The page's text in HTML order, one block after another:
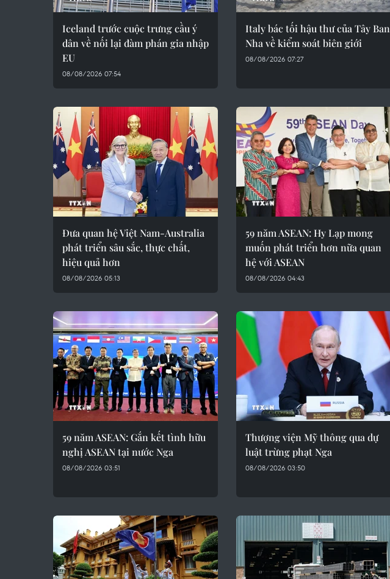
Iceland trước cuộc trưng cầu ý
dân về nối lại đàm phán gia nhập
EU
08/08/2026 07:54
Italy bác tối hậu thư của Tây Ban
Nha về kiểm soát biên giới
08/08/2026 07:27
Đưa quan hệ Việt Nam-Australia
phát triển sâu sắc, thực chất,
hiệu quả hơn
08/08/2026 05:13
59 năm ASEAN: Hy Lạp mong
muốn phát triển hơn nữa quan
hệ với ASEAN
08/08/2026 04:43
59 năm ASEAN: Gắn kết tình hữu
nghị ASEAN tại nước Nga
08/08/2026 03:51
Thượng viện Mỹ thông qua dự
luật trừng phạt Nga
08/08/2026 03:50